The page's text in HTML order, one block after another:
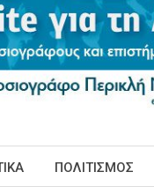
ΠΟΛΙΤΙΣΜΟΣ